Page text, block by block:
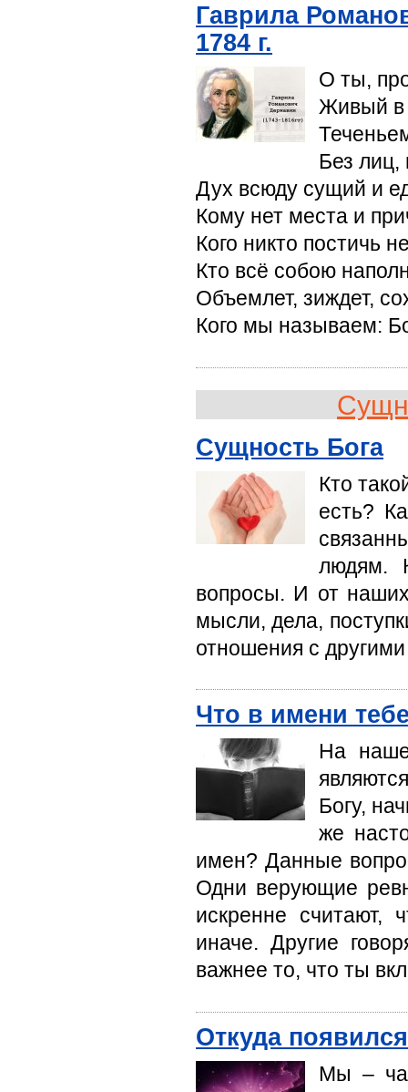
Гаврила
1784 г.
О ты,
Живый в
Без лиц,
Дух всюду сущий и
Кому нет места и
Кого никто постичь
Кто всё собою
Объемлет, зиждет,
Кого мы называем:
Сущность Бога
Кто
есть?
людям.
вопросы. И от
мысли, дела,
отношения с
Что в имени
На
Богу,
же
имен? Данные
Одни верующие
искренне считают,
иначе. Другие
важнее то, что ты
Откуда
Мы –